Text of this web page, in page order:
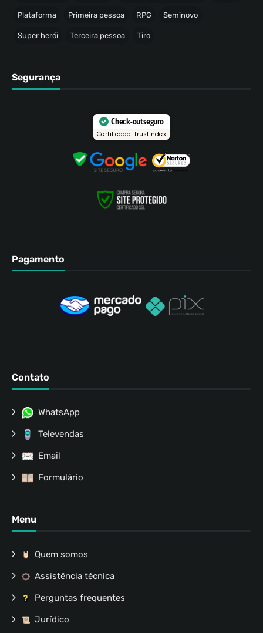
Plataforma Primeira pessoa RPG Seminovo
Super herói Terceira pessoa Tiro
Segurança
Check-out seguro
Certificado: Trustindex
Pagamento
Contato
WhatsApp
Televendas
Email
Formulário
Menu
Quem somos
Assistência técnica
Perguntas frequentes
Jurídico